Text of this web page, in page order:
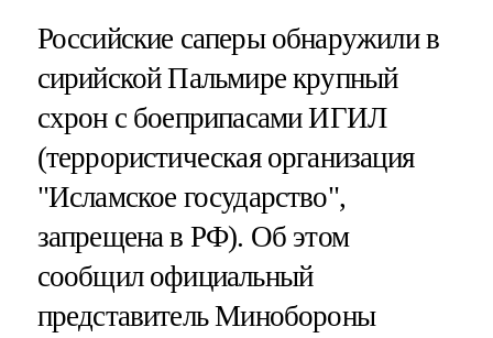
Российские саперы обнаружили в
сирийской Пальмире крупный
схрон с боеприпасами ИГИЛ
(террористическая организация
"Исламское государство",
запрещена в РФ). Об этом
сообщил официальный
представитель Минобороны